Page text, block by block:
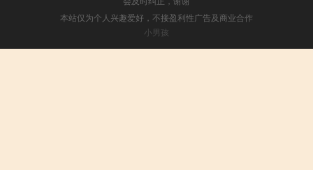
本站仅为个人兴趣爱好，不接盈利性广告及商业合作
小男孩